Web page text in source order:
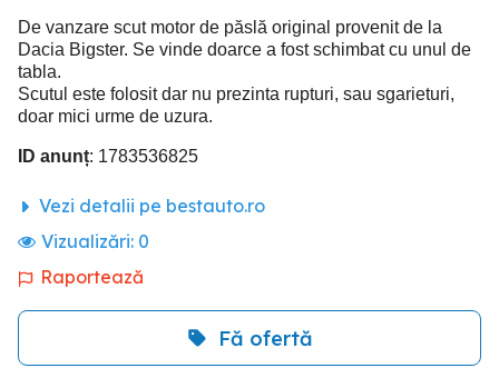
De vanzare scut motor de păslă original provenit de la
Dacia Bigster. Se vinde doarce a fost schimbat cu unul de
tabla.
Scutul este folosit dar nu prezinta rupturi, sau sgarieturi,
doar mici urme de uzura.
ID anunț: 1783536825
Vezi detalii pe bestauto.ro
Vizualizări: 0
Raportează
Fă ofertă